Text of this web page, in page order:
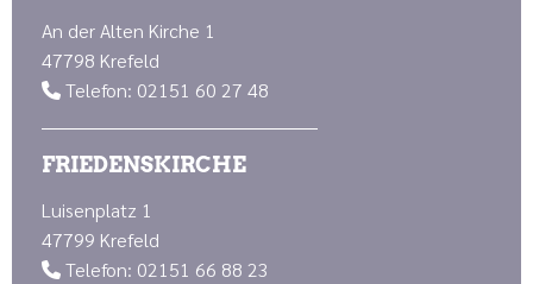
An der Alten Kirche 1
47798 Krefeld
 Telefon: 02151 60 27 48
FRIEDENSKIRCHE
Luisenplatz 1
47799 Krefeld
 Telefon: 02151 66 88 23